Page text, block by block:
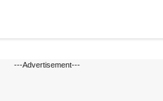
---Advertisement---